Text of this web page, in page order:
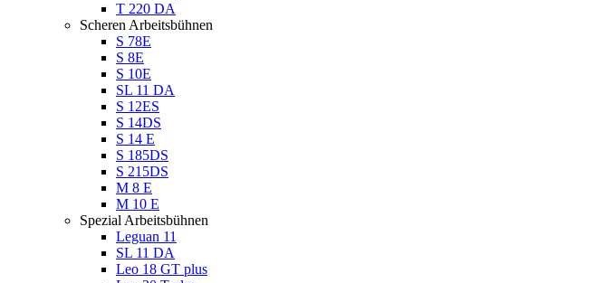
T 220 DA
Scheren Arbeitsbühnen
S 78E
S 8E
S 10E
SL 11 DA
S 12ES
S 14DS
S 14 E
S 185DS
S 215DS
M 8 E
M 10 E
Spezial Arbeitsbühnen
Leguan 11
SL 11 DA
Leo 18 GT plus